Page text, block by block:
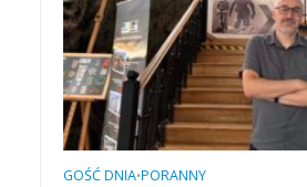
GOŚĆ DNIA•PORANNY